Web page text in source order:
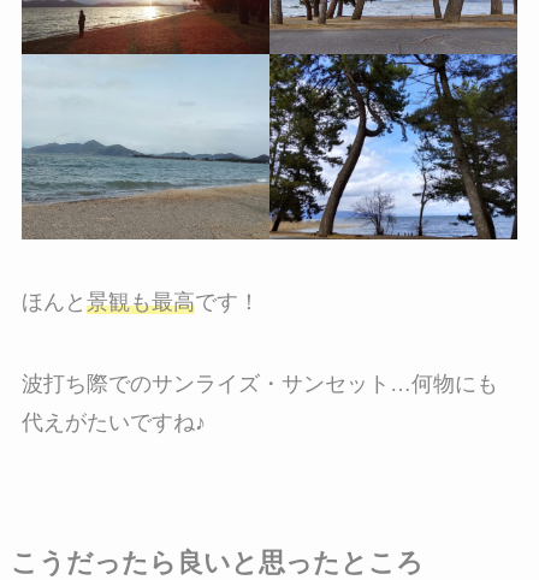
ほんと 景観も最高です！
波打ち際でのサンライズ・サンセット…何物にも
代えがたいですね♪
こうだったら良いと思ったところ